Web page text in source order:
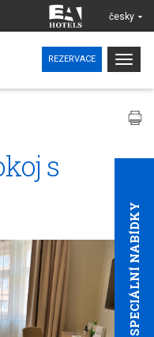
česky
REZERVACE
SPECIÁLNÍ NABÍDKY
s